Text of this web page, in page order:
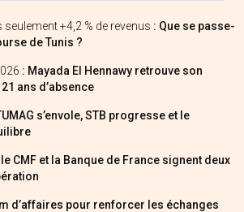
+4,2 % de revenus : Que se passe-
de Tunis ?
: Mayada El Hennawy retrouve son
ans d’absence
s’envole, STB progresse et le
le CMF et la Banque de France signent deux
d’affaires pour renforcer les échanges